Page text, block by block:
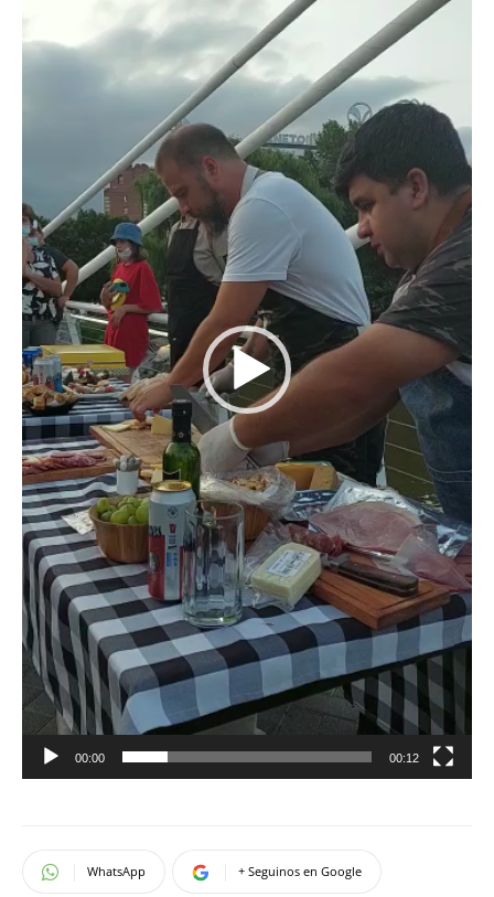
vídeo
00:00 00:12
WhatsApp + Seguinos en Google